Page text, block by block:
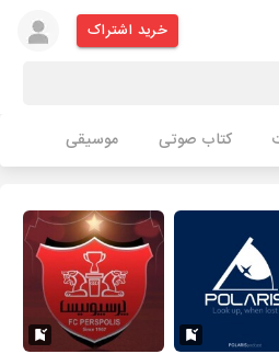
خرید اشتراک
کتاب صوتی موسیقی